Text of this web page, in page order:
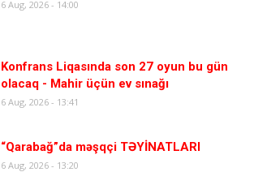
6 Aug, 2026 - 14:00
Konfrans Liqasında son 27 oyun bu gün
olacaq - Mahir üçün ev sınağı
6 Aug, 2026 - 13:41
“Qarabağ”da məşqçi TƏYİNATLARI
6 Aug, 2026 - 13:20